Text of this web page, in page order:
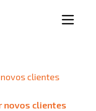
clientes
novos clientes